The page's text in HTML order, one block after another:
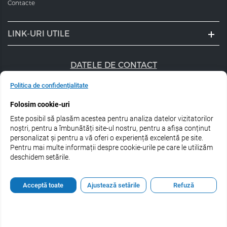
Contacte
LINK-URI UTILE
DATELE DE CONTACT
+40 747 056 359
Urmărește-ne pe rețele de socializare:
© 2026 Estel Professional Romania
Politica de confidențialitate
Folosim cookie-uri
Este posibil să plasăm acestea pentru analiza datelor vizitatorilor
noștri, pentru a îmbunătăți site-ul nostru, pentru a afișa conținut
personalizat și pentru a vă oferi o experiență excelentă pe site.
Pentru mai multe informații despre cookie-urile pe care le utilizăm
deschidem setările.
Acceptă toate Ajustează setările Refuză